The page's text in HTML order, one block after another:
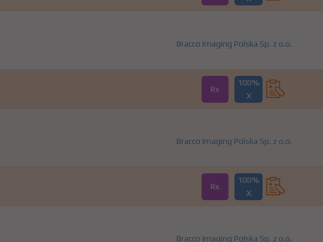
Bracco Imaging Polska Sp. z o.o.
Rx
100%
X
Bracco Imaging Polska Sp. z o.o.
Rx
100%
X
Bracco Imaging Polska Sp. z o.o.